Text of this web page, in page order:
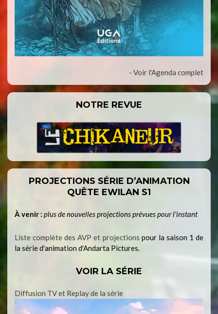
- Voir l'Agenda complet
NOTRE REVUE
PROJECTIONS SÉRIE D’ANIMATION
QUÊTE EWILAN S1
À venir : plus de nouvelles projections prévues pour l'instant
Liste complète des AVP et projections pour la saison 1 de
la série d'animation d'Andarta Pictures.
VOIR LA SÉRIE
Diffusion TV et Replay de la série